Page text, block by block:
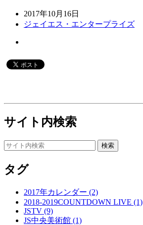
2017年10月16日
ジェイエス・エンタープライズ
サイト内検索
タグ
2017年カレンダー (2)
2018-2019COUNTDOWN LIVE (1)
JSTV (9)
JS中央美術館 (1)